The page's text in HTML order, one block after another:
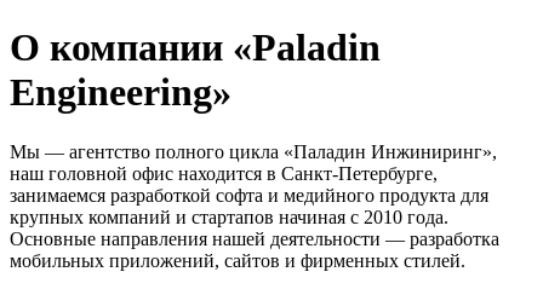
О компании «Paladin
Engineering»
Мы — агентство полного цикла «Паладин Инжиниринг»,
наш головной офис находится в Санкт-Петербурге,
занимаемся разработкой софта и медийного продукта для
крупных компаний и стартапов начиная с 2010 года.
Основные направления нашей деятельности — разработка
мобильных приложений, сайтов и фирменных стилей.